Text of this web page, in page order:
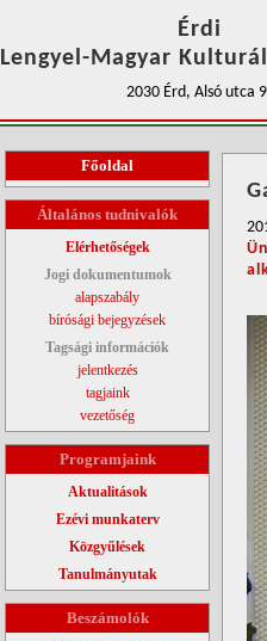
Érdi
Lengyel-Magyar
2030 Érd, Alsó utca
Főoldal
Általános tudnivalók
Elérhetőségek
Jogi dokumentumok
alapszabály
bírósági bejegyzések
Tagsági információk
jelentkezés
tagjaink
vezetőség
Programjaink
Aktualitások
Ezévi munkaterv
Közgyűlések
Tanulmányutak
Beszámolók